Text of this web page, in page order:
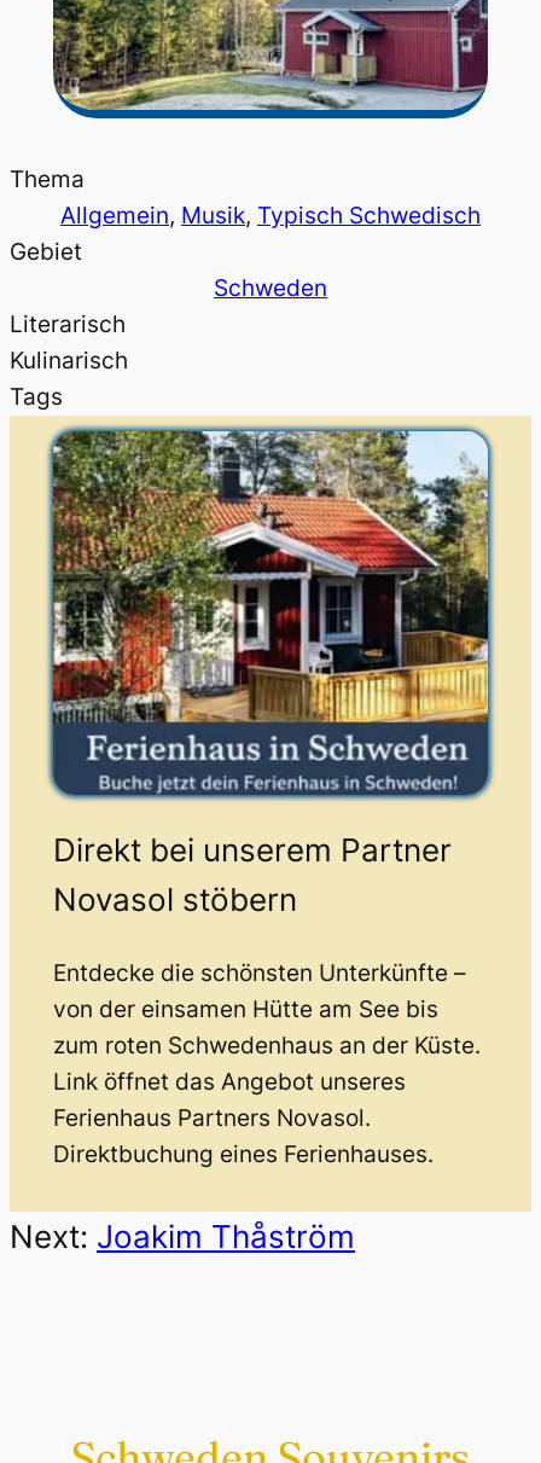
Thema
Allgemein, Musik, Typisch Schwedisch
Gebiet
Schweden
Literarisch
Kulinarisch
Tags
Direkt bei unserem Partner
Novasol stöbern
Entdecke die schönsten Unterkünfte –
von der einsamen Hütte am See bis
zum roten Schwedenhaus an der Küste.
Link öffnet das Angebot unseres
Ferienhaus Partners Novasol.
Direktbuchung eines Ferienhauses.
Next: Joakim Thåström